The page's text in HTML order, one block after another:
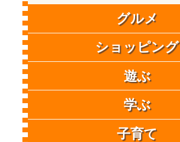
グルメ
ショッピング
遊ぶ
学ぶ
子育て